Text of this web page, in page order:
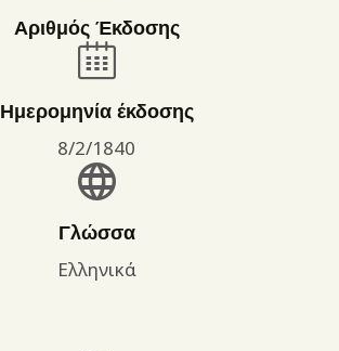
Αριθμός Έκδοσης
Ημερομηνία έκδοσης
8/2/1840
Γλώσσα
Ελληνικά